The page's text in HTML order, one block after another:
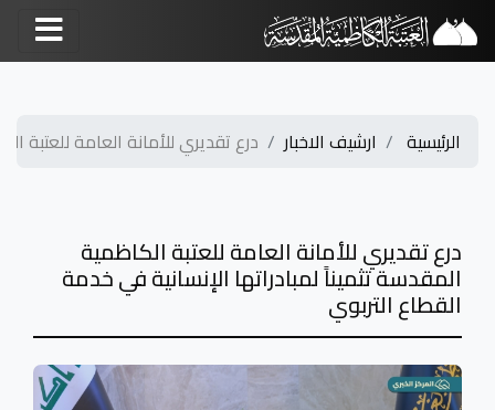
الرئيسية ارشيف الاخبار درع تقديري للأمانة العامة للعتبة
درع تقديري للأمانة العامة للعتبة الكاظمية
المقدسة تثميناً لمبادراتها الإنسانية في خدمة
القطاع التربوي